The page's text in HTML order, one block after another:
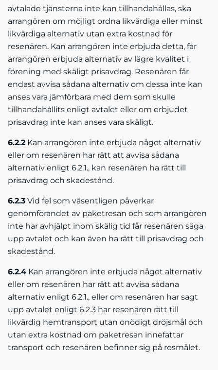
avtalade tjänsterna inte kan tillhandahållas, ska
arrangören om möjligt ordna likvärdiga eller minst
likvärdiga alternativ utan extra kostnad för
resenären. Kan arrangören inte erbjuda detta, får
arrangören erbjuda alternativ av lägre kvalitet i
förening med skäligt prisavdrag. Resenären får
endast avvisa sådana alternativ om dessa inte kan
anses vara jämförbara med dem som skulle
tillhandahållits enligt avtalet eller om erbjudet
prisavdrag inte kan anses vara skäligt.
6.2.2 Kan arrangören inte erbjuda något alternativ
eller om resenären har rätt att avvisa sådana
alternativ enligt 6.2.1., kan resenären ha rätt till
prisavdrag och skadestånd.
6.2.3 Vid fel som väsentligen påverkar
genomförandet av paketresan och som arrangören
inte har avhjälpt inom skälig tid får resenären säga
upp avtalet och kan även ha rätt till prisavdrag och
skadestånd.
6.2.4 Kan arrangören inte erbjuda något alternativ
eller om resenären har rätt att avvisa sådana
alternativ enligt 6.2.1., eller om resenären har sagt
upp avtalet enligt 6.2.3 har resenären rätt till
likvärdig hemtransport utan onödigt dröjsmål och
utan extra kostnad om paketresan innefattar
transport och resenären befinner sig på resmålet.